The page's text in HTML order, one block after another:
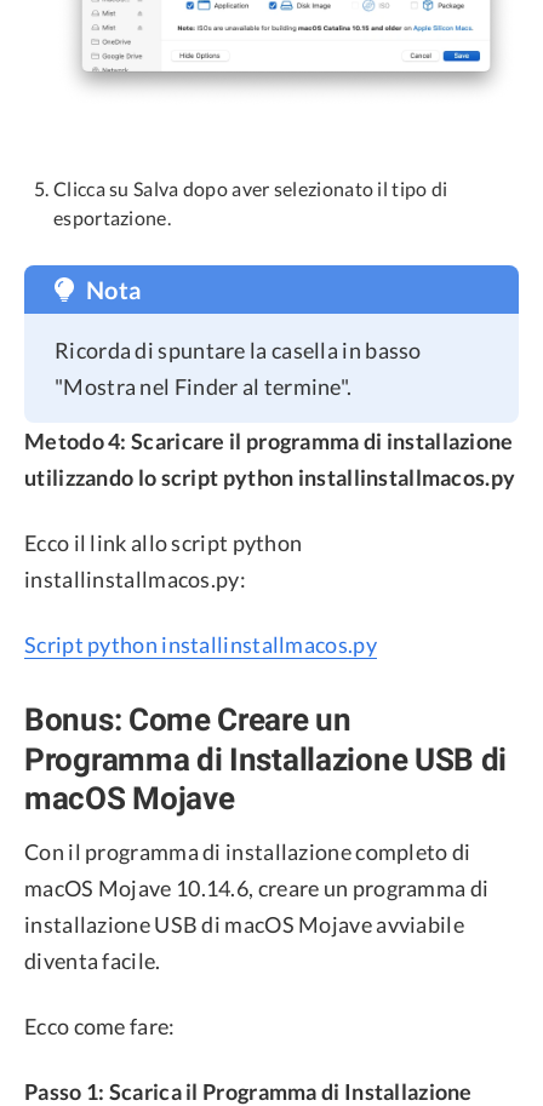
Clicca su Salva dopo aver selezionato il tipo di
esportazione.
Nota
Ricorda di spuntare la casella in basso
"Mostra nel Finder al termine".
Metodo 4: Scaricare il programma di installazione
utilizzando lo script python installinstallmacos.py
Ecco il link allo script python
installinstallmacos.py:
Script python installinstallmacos.py
Bonus: Come Creare un
Programma di Installazione USB di
macOS Mojave
Con il programma di installazione completo di
macOS Mojave 10.14.6, creare un programma di
installazione USB di macOS Mojave avviabile
diventa facile.
Ecco come fare:
Passo 1: Scarica il Programma di Installazione